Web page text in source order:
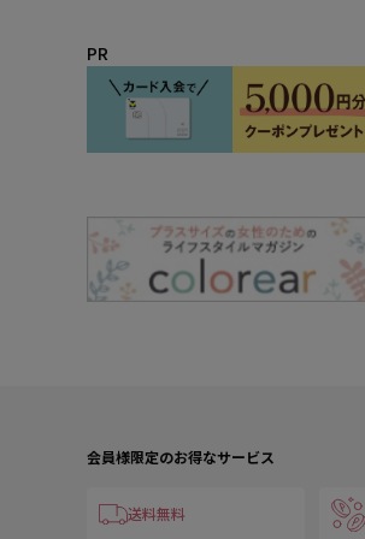
PR
会員様限定のお得なサービス
送料無料